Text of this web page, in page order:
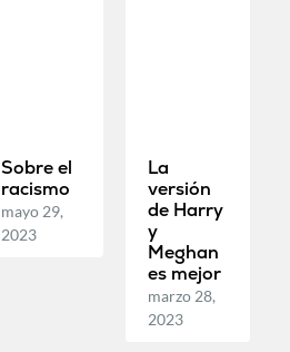
Sobre el
racismo
mayo 29,
2023
La
versión
de Harry
y
Meghan
es mejor
marzo 28,
2023